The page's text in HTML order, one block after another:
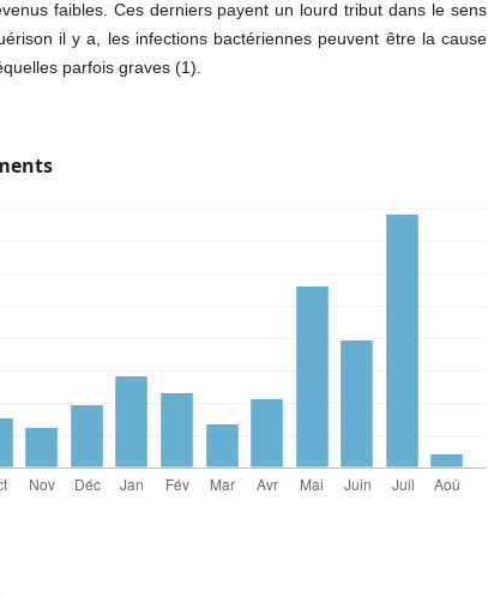
faibles. Ces derniers payent un lourd tribut dans le sens
il y a, les infections bactériennes peuvent être la cause
parfois graves (1).